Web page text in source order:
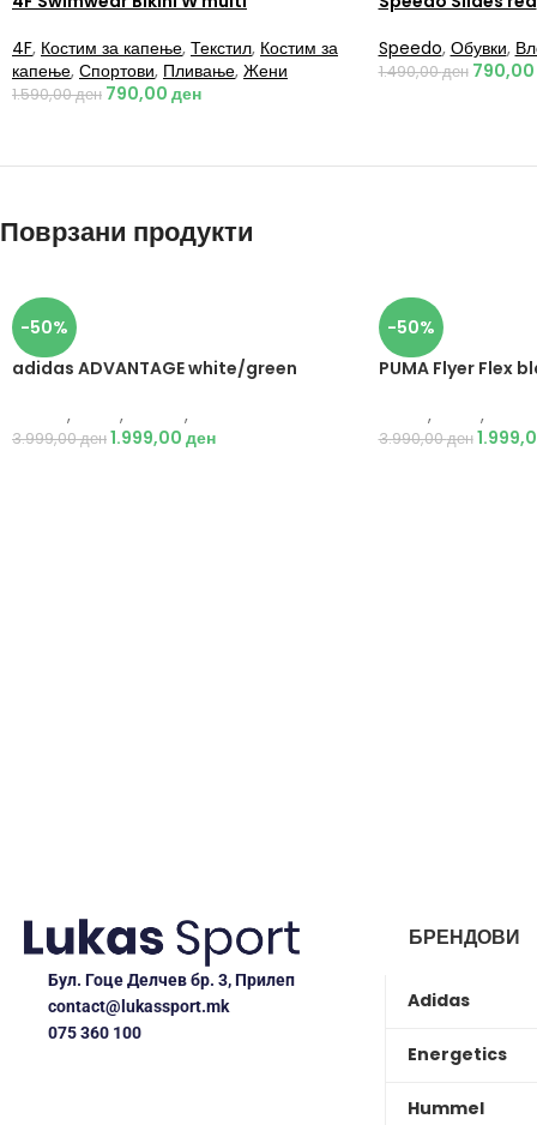
4F, Костим за капење, Текстил, Костим за
капење, Спортови, Пливање, Жени
1.590,00ден 790,00 ден
Speedo, Обувки,
1.490,00ден 790,00
Поврзани продукти
-50%
adidas ADVANTAGE white/green
, , ,
3.999,00ден1.999,00 ден
-50%
PUMA Flyer Flex
, ,
3.990,00ден
Бул. Гоце Делчев бр. 3, Прилеп
contact@lukassport.mk
075 360 100
БРЕНДОВИ
Adidas
Energetics
Hummel